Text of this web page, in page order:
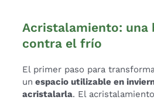
Acristalamiento: una
contra el frío
El primer paso para
un espacio utilizable en
acristalarla. El